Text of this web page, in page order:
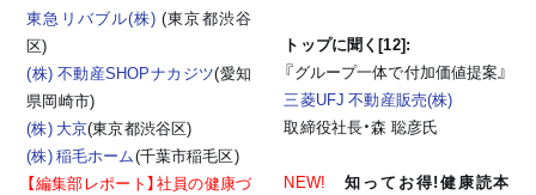
東急リバブル(株) (東京都渋谷
区)
(株) 不動産SHOPナカジツ(愛知
県岡崎市)
(株) 大京(東京都渋谷区)
(株) 稲毛ホーム(千葉市稲毛区)
【編集部レポート】社員の健康づ
トップに聞く[12]:
『グループ一体で付加価値提案』
三菱UFJ 不動産販売(株)
取締役社長・森 聡彦氏
NEW! 知ってお得!健康読本